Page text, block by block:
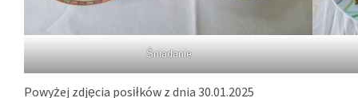
Śniadanie
Powyżej zdjęcia posiłków z dnia 30.01.2025